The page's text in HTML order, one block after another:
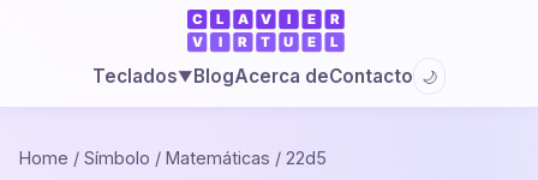
Teclados▼BlogAcerca deContacto 🌙
Home / Símbolo / Matemáticas / 22d5